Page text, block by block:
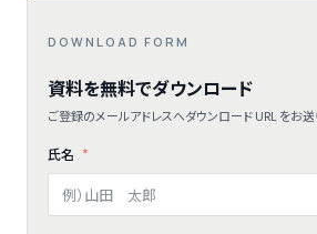
DOWNLOAD FORM
資料を無料でダウンロード
ご登録のメールアドレスへダウンロード URL をお送
氏名